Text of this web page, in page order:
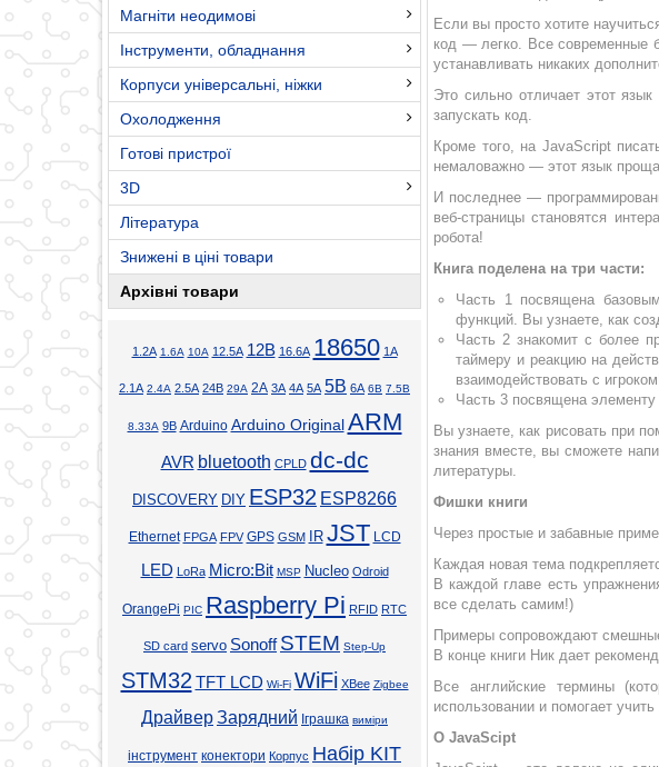
Магніти неодимові
Інструменти, обладнання
Корпуси універсальні, ніжки
Охолодження
Готові пристрої
3D
Література
Знижені в ціні товари
Архівні товари
1.2А 1.6А 10А 12.5А 12В 16.6А 18650 1А
2.1А 2.4А 2.5А 24В 29А 2А 3А 4А 5А 5В 6А 6В 7.5В
8.33А 9В Arduino Arduino Original ARM
AVR bluetooth CPLD dc-dc
DISCOVERY DIY ESP32 ESP8266
Ethernet FPGA FPV GPS GSM IR JST LCD
LED LoRa Micro:Bit MSP Nucleo Odroid
OrangePi PIC Raspberry Pi RFID RTC
SD card servo Sonoff STEM Step-Up
STM32 TFT LCD Wi-Fi WiFi XBee Zigbee
ДрайверЗарядний Іграшка виміри
інструмент конектори Корпус Набір KIT
Если вы просто хотите
код — легко. Все современные
устанавливать никаких
Это сильно отличает этот
запускать код.
Кроме того, на JavaScript
немаловажно — этот язык
И последнее —
веб-страницы становятся
робота!
Книга поделена на три части:
Часть 1 посвящена
функций. Вы узнаете, как
Часть 2 знакомит с более
таймеру и реакцию на
взаимодействовать с
Часть 3 посвящена элементу
Вы узнаете, как рисовать при
знания вместе, вы сможете
литературы.
Фишки книги
Через простые и забавные
Каждая новая тема
В каждой главе есть
все сделать самим!)
Примеры сопровождают
В конце книги Ник дает
Все английские термины
использовании и помогает учить
О JavaScipt